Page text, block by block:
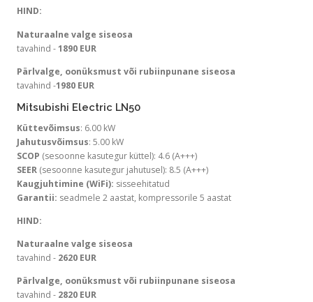
HIND:
Naturaalne valge siseosa
tavahind -1890 EUR
Pärlvalge, oonüksmust või rubiinpunane siseosa
tavahind -1980 EUR
Mitsubishi Electric LN50
Küttevõimsus: 6.00 kW
Jahutusvõimsus: 5.00 kW
SCOP (sesoonne kasutegur küttel): 4.6 (A+++)
SEER (sesoonne kasutegur jahutusel): 8.5 (A+++)
Kaugjuhtimine (WiFi): sisseehitatud
Garantii: seadmele 2 aastat, kompressorile 5 aastat
HIND:
Naturaalne valge siseosa
tavahind - 2620 EUR
Pärlvalge, oonüksmust või rubiinpunane siseosa
tavahind - 2820 EUR